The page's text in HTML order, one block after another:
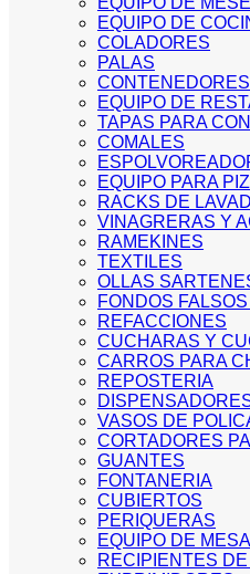
EQUIPO DE
COLADORES
PALAS
EQUIPO DE
TAPAS PARA
COMALES
EQUIPO PARA
RACKS DE
VINAGRERAS Y
RAMEKINES
TEXTILES
OLLAS
FONDOS
REFACCIONES
CUCHARAS Y
CARROS PARA
REPOSTERIA
VASOS DE
CORTADORES
GUANTES
FONTANERIA
CUBIERTOS
PERIQUERAS
EQUIPO DE MESA
RECIPIENTES